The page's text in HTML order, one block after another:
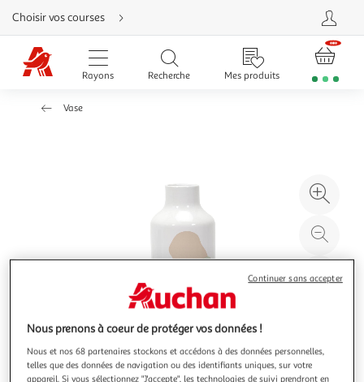
Aller
directement
au
contenu
Aller
directement
Aller
Choisir vos courses
Rayons Recherche Mes produits
Vase
à
IllustrationIllustration
Nous prenons à coeur de protéger vos données !
Nous et nos 68 partenaires stockons et accédons à des données personnelles,
telles que des données de navigation ou des identifiants uniques, sur votre
appareil. Si vous sélectionnez "J'accepte", les technologies de suivi prendront en
Continuer sans accepter